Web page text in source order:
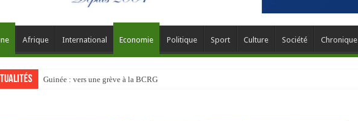
Afrique International Economie Politique Sport Culture Société Chronique
Guinée : vers une grève à la BCRG